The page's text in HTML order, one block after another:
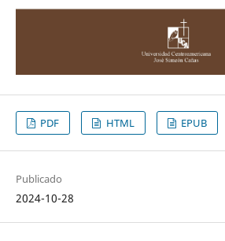
PDF HTML EPUB
Publicado
2024-10-28